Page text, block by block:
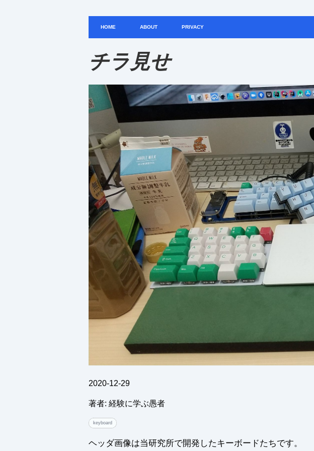
HOME ABOUT PRIVACY
チラ見せ
2020-12-29
著者: 経験に学ぶ愚者
keyboard
ヘッダ画像は当研究所で開発したキーボードたちです。